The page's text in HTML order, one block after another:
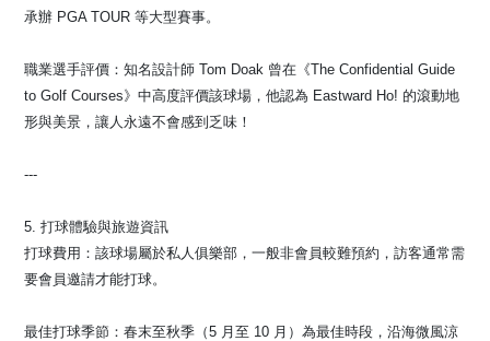
承辦 PGA TOUR 等大型賽事。
職業選手評價：知名設計師 Tom Doak 曾在《The Confidential Guide
to Golf Courses》中高度評價該球場，他認為 Eastward Ho! 的滾動地
形與美景，讓人永遠不會感到乏味！
---
5. 打球體驗與旅遊資訊
打球費用：該球場屬於私人俱樂部，一般非會員較難預約，訪客通常需
要會員邀請才能打球。
最佳打球季節：春末至秋季（5 月至 10 月）為最佳時段，沿海微風涼